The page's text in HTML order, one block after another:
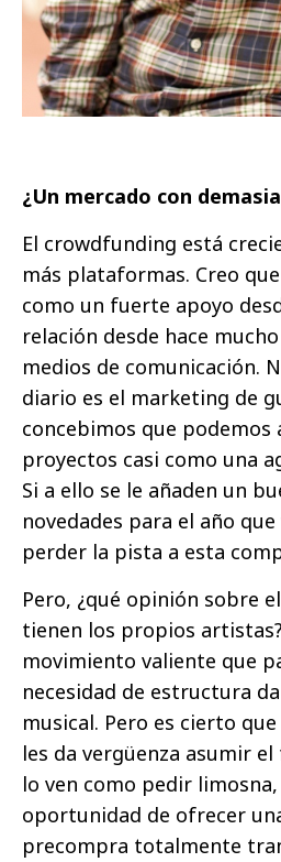
¿Un mercado con
El crowdfunding está
más plataformas. Creo
como un fuerte apoyo
relación desde hace
medios de comunicación.
diario es el marketing de
concebimos que podemos
proyectos casi como una
Si a ello se le añaden un
novedades para el año
perder la pista a esta
Pero, ¿qué opinión sobre
tienen los propios artistas?
movimiento valiente que
necesidad de estructura
musical. Pero es cierto
les da vergüenza asumir
lo ven como pedir
oportunidad de ofrecer
precompra totalmente